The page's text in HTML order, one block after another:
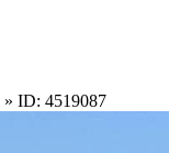
» ID: 4519087